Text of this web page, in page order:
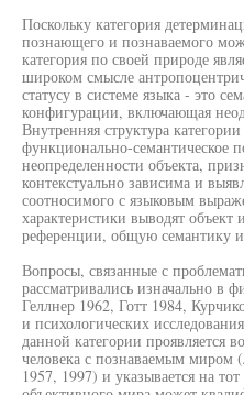
Поскольку категория
познающего и познаваемого
категория по своей природе
широком смысле
статусу в системе языка - это
конфигурации, включающая
Внутренняя структура
функционально-семантическое
неопределенности объекта,
контекстуально зависима и
соотносимого с языковым
характеристики выводят объект
референции, общую семантику
Вопросы, связанные с
рассматривались изначально в
Геллнер 1962, Готт 1984,
и психологических
данной категории проявляется
человека с познаваемым миром
1957, 1997) и указывается на